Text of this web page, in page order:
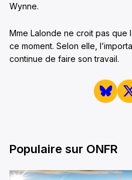
Wynne.
Mme Lalonde ne croit pas
ce moment. Selon elle,
continue de faire son travail.
Populaire sur ONFR